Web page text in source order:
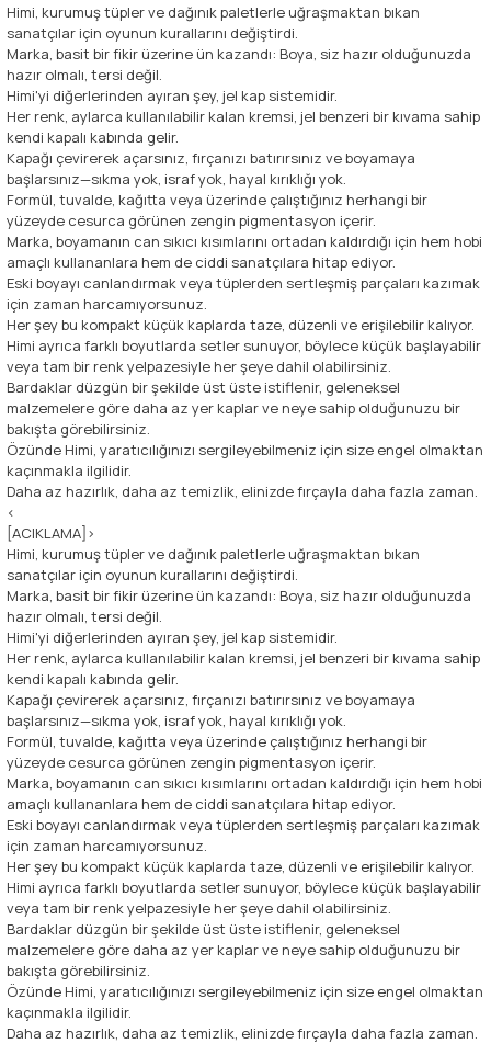
Himi, kurumuş tüpler ve dağınık paletlerle uğraşmaktan bıkan
sanatçılar için oyunun kurallarını değiştirdi.
Marka, basit bir fikir üzerine ün kazandı: Boya, siz hazır olduğunuzda
hazır olmalı, tersi değil.
Himi'yi diğerlerinden ayıran şey, jel kap sistemidir.
Her renk, aylarca kullanılabilir kalan kremsi, jel benzeri bir kıvama sahip
kendi kapalı kabında gelir.
Kapağı çevirerek açarsınız, fırçanızı batırırsınız ve boyamaya
başlarsınız—sıkma yok, israf yok, hayal kırıklığı yok.
Formül, tuvalde, kağıtta veya üzerinde çalıştığınız herhangi bir
yüzeyde cesurca görünen zengin pigmentasyon içerir.
Marka, boyamanın can sıkıcı kısımlarını ortadan kaldırdığı için hem hobi
amaçlı kullananlara hem de ciddi sanatçılara hitap ediyor.
Eski boyayı canlandırmak veya tüplerden sertleşmiş parçaları kazımak
için zaman harcamıyorsunuz.
Her şey bu kompakt küçük kaplarda taze, düzenli ve erişilebilir kalıyor.
Himi ayrıca farklı boyutlarda setler sunuyor, böylece küçük başlayabilir
veya tam bir renk yelpazesiyle her şeye dahil olabilirsiniz.
Bardaklar düzgün bir şekilde üst üste istiflenir, geleneksel
malzemelere göre daha az yer kaplar ve neye sahip olduğunuzu bir
bakışta görebilirsiniz.
Özünde Himi, yaratıcılığınızı sergileyebilmeniz için size engel olmaktan
kaçınmakla ilgilidir.
Daha az hazırlık, daha az temizlik, elinizde fırçayla daha fazla zaman.
<
[ACIKLAMA]>
Himi, kurumuş tüpler ve dağınık paletlerle uğraşmaktan bıkan
sanatçılar için oyunun kurallarını değiştirdi.
Marka, basit bir fikir üzerine ün kazandı: Boya, siz hazır olduğunuzda
hazır olmalı, tersi değil.
Himi'yi diğerlerinden ayıran şey, jel kap sistemidir.
Her renk, aylarca kullanılabilir kalan kremsi, jel benzeri bir kıvama sahip
kendi kapalı kabında gelir.
Kapağı çevirerek açarsınız, fırçanızı batırırsınız ve boyamaya
başlarsınız—sıkma yok, israf yok, hayal kırıklığı yok.
Formül, tuvalde, kağıtta veya üzerinde çalıştığınız herhangi bir
yüzeyde cesurca görünen zengin pigmentasyon içerir.
Marka, boyamanın can sıkıcı kısımlarını ortadan kaldırdığı için hem hobi
amaçlı kullananlara hem de ciddi sanatçılara hitap ediyor.
Eski boyayı canlandırmak veya tüplerden sertleşmiş parçaları kazımak
için zaman harcamıyorsunuz.
Her şey bu kompakt küçük kaplarda taze, düzenli ve erişilebilir kalıyor.
Himi ayrıca farklı boyutlarda setler sunuyor, böylece küçük başlayabilir
veya tam bir renk yelpazesiyle her şeye dahil olabilirsiniz.
Bardaklar düzgün bir şekilde üst üste istiflenir, geleneksel
malzemelere göre daha az yer kaplar ve neye sahip olduğunuzu bir
bakışta görebilirsiniz.
Özünde Himi, yaratıcılığınızı sergileyebilmeniz için size engel olmaktan
kaçınmakla ilgilidir.
Daha az hazırlık, daha az temizlik, elinizde fırçayla daha fazla zaman.